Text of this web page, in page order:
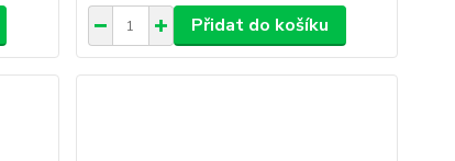
Přidat do košíku